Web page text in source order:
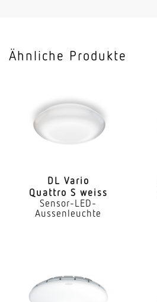
Ähnliche Produkte
DL Vario
Quattro S weiss
Sensor-LED-
Aussenleuchte